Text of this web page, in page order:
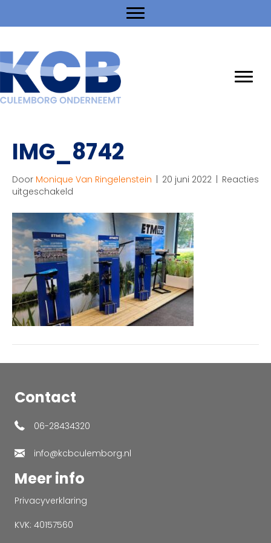
IMG_8742
Door Monique Van Ringelenstein | 20 juni 2022 | Reacties
uitgeschakeld
Contact
06-28434320
info@kcbculemborg.nl
Meer info
Privacyverklaring
KVK: 40157560